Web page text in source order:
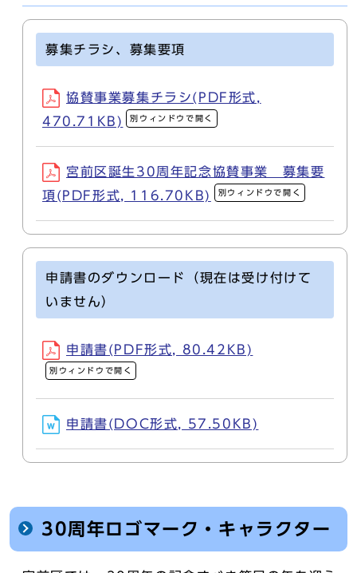
募集チラシ、募集要項
協賛事業募集チラシ(PDF形式,
470.71KB)
別ウィンドウで開く
宮前区誕生30周年記念協賛事業 募集要
項(PDF形式, 116.70KB)
別ウィンドウで開く
申請書のダウンロード（現在は受け付けて
いません）
申請書(PDF形式, 80.42KB)
別ウィンドウで開く
申請書(DOC形式, 57.50KB)
30周年ロゴマーク・キャラクター